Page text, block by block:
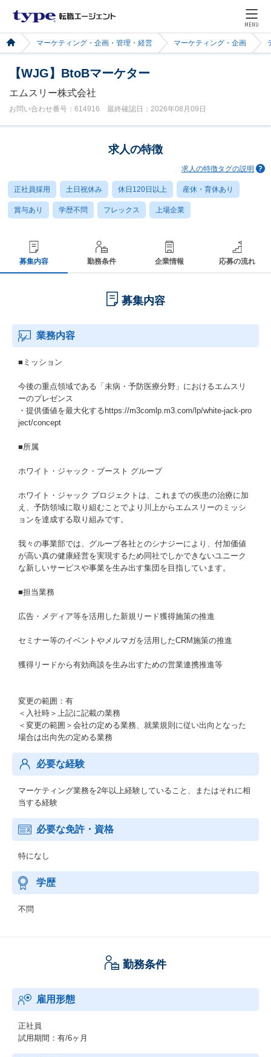
MENU
マーケティング・企画・管理・経営 マーケティング・企画
【WJG】BtoBマーケター
エムスリー株式会社
お問い合わせ番号：614916 最終確認日：2026年08月09日
求人の特徴
求人の特徴タグの説明
正社員採用 土日祝休み 休日120日以上 産休・育休あり
賞与あり 学歴不問 フレックス 上場企業
募集内容 勤務条件 企業情報 応募の流れ
募集内容
業務内容
■ミッション
今後の重点領域である「未病・予防医療分野」におけるエムスリ
ーのプレゼンス
・提供価値を最大化するhttps://m3comlp.m3.com/lp/white-jack-pro
ject/concept
■所属
ホワイト・ジャック・ブースト グループ
ホワイト・ジャック プロジェクトは、これまでの疾患の治療に加
え、予防領域に取り組むことでより川上からエムスリーのミッシ
ョンを達成する取り組みです。
我々の事業部では、グループ各社とのシナジーにより、付加価値
が高い真の健康経営を実現するため同社でしかできないユニーク
な新しいサービスや事業を生み出す集団を目指しています。
■担当業務
広告・メディア等を活用した新規リード獲得施策の推進
セミナー等のイベントやメルマガを活用したCRM施策の推進
獲得リードから有効商談を生み出すための営業連携推進等
変更の範囲：有
＜入社時＞上記に記載の業務
＜変更の範囲＞会社の定める業務、就業規則に従い出向となった
場合は出向先の定める業務
必要な経験
マーケティング業務を2年以上経験していること、またはそれに相
当する経験
必要な免許・資格
特になし
学歴
不問
勤務条件
雇用形態
正社員
試用期間：有/6ヶ月